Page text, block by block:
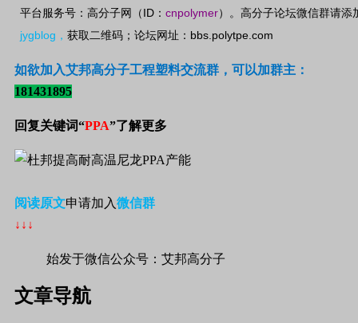
平台服务号：高分子网（ ID ： cnpolymer）。高分子论坛微信群请添
jygblog ， 获取二维码；论坛网址： bbs.polytpe.com
如欲加入艾邦高分子工程塑料交流群，可以加群主：
181431895
回复关键词“PPA”了解更多
阅读原文申请加入微信群
↓↓↓
始发于微信公众号：艾邦高分子
文章导航